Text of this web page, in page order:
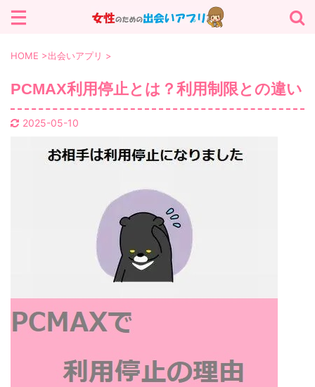
サイト内を検索する
カテゴリー
パパ活 (13)
会えないアプリ (25)
HOME >出会いアプリ >
PCMAX利用停止とは？利用制限との違い
2025-05-10